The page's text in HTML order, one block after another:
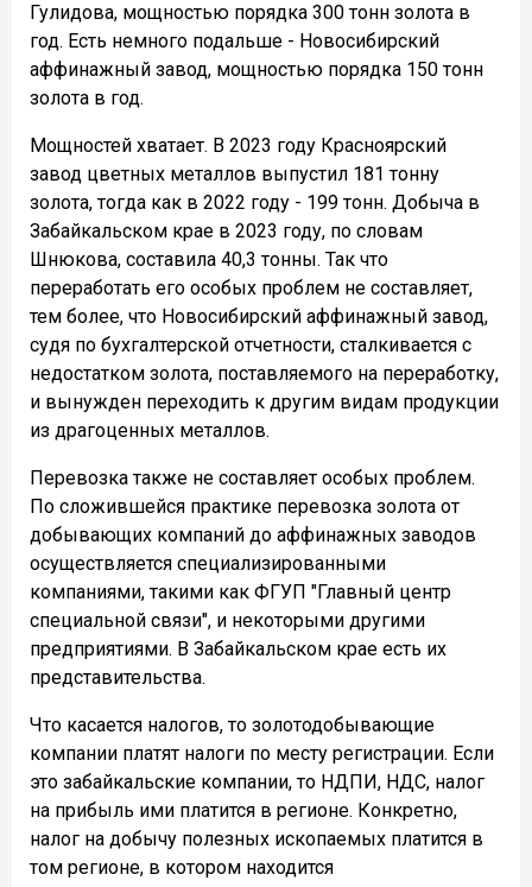
Гулидова, мощностью порядка 300 тонн золота в
год. Есть немного подальше - Новосибирский
аффинажный завод, мощностью порядка 150 тонн
золота в год.
Мощностей хватает. В 2023 году Красноярский
завод цветных металлов выпустил 181 тонну
золота, тогда как в 2022 году - 199 тонн. Добыча в
Забайкальском крае в 2023 году, по словам
Шнюкова, составила 40,3 тонны. Так что
переработать его особых проблем не составляет,
тем более, что Новосибирский аффинажный завод,
судя по бухгалтерской отчетности, сталкивается с
недостатком золота, поставляемого на переработку,
и вынужден переходить к другим видам продукции
из драгоценных металлов.
Перевозка также не составляет особых проблем.
По сложившейся практике перевозка золота от
добывающих компаний до аффинажных заводов
осуществляется специализированными
компаниями, такими как ФГУП "Главный центр
специальной связи", и некоторыми другими
предприятиями. В Забайкальском крае есть их
представительства.
Что касается налогов, то золотодобывающие
компании платят налоги по месту регистрации. Если
это забайкальские компании, то НДПИ, НДС, налог
на прибыль ими платится в регионе. Конкретно,
налог на добычу полезных ископаемых платится в
том регионе, в котором находится